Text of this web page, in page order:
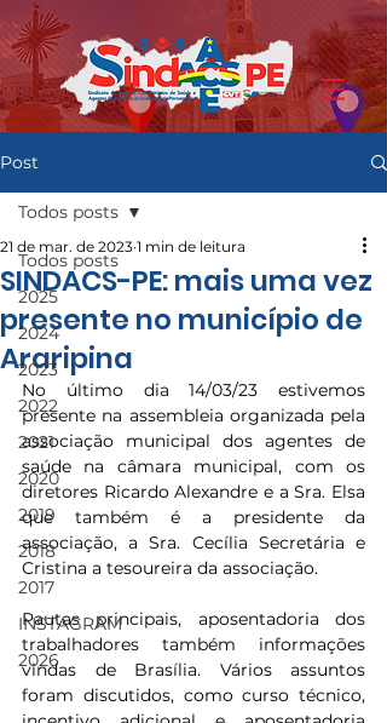
Post
Todos posts
2025
2024
2023
2022
2021
2020
2019
2018
2017
INSTAGRAM
2026
Todos posts
SINDACS-PE: mais uma vez
presente no município de
Araripina
21 de mar. de 2023 1 min de leitura
No último dia 14/03/23 estivemos
presente na assembleia organizada pela
associação municipal dos agentes de
saúde na câmara municipal, com os
diretores Ricardo Alexandre e a Sra. Elsa
que também é a presidente da
associação, a Sra. Cecília Secretária e
Cristina a tesoureira da associação.
Pautas principais, aposentadoria dos
trabalhadores também informações
vindas de Brasília. Vários assuntos
foram discutidos, como curso técnico,